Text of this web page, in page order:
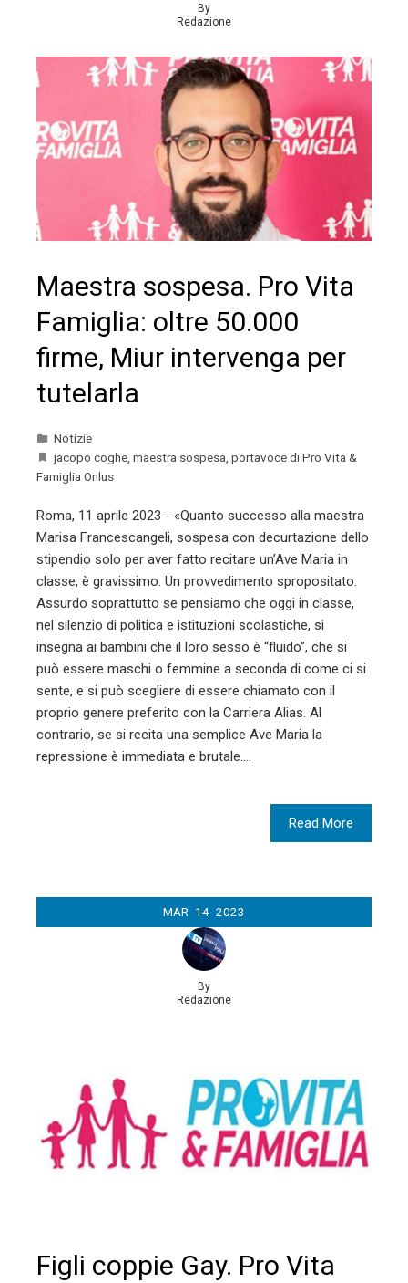
By
Redazione
Maestra sospesa. Pro Vita
Famiglia: oltre 50.000
firme, Miur intervenga per
tutelarla
Notizie
jacopo coghe maestra sospesa portavoce di Pro Vita &
Famiglia Onlus
Roma, 11 aprile 2023 - «Quanto successo alla maestra
Marisa Francescangeli, sospesa con decurtazione dello
stipendio solo per aver fatto recitare un’Ave Maria in
classe, è gravissimo. Un provvedimento spropositato.
Assurdo soprattutto se pensiamo che oggi in classe,
nel silenzio di politica e istituzioni scolastiche, si
insegna ai bambini che il loro sesso è “fluido”, che si
può essere maschi o femmine a seconda di come ci si
sente, e si può scegliere di essere chiamato con il
proprio genere preferito con la Carriera Alias. Al
contrario, se si recita una semplice Ave Maria la
repressione è immediata e brutale.…
Read More
MAR 14 2023
By
Redazione
Figli coppie Gay. Pro Vita